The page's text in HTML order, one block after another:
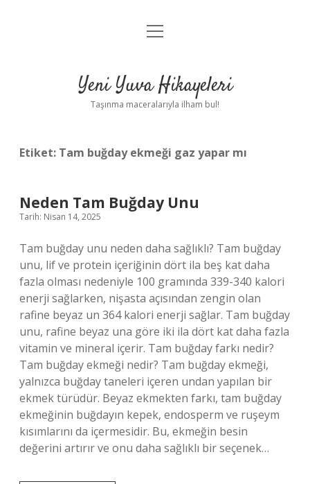
Anasayfa
Yasal Uyarı
menüyü
Yeni Yuva Hikayeleri
Taşınma maceralarıyla ilham bul!
Etiket: Tam buğday ekmeği gaz yapar mı
Neden Tam Buğday Unu
Tarih: Nisan 14, 2025
Tam buğday unu neden daha sağlıklı? Tam buğday
unu, lif ve protein içeriğinin dört ila beş kat daha
fazla olması nedeniyle 100 gramında 339-340 kalori
enerji sağlarken, nişasta açısından zengin olan
rafine beyaz un 364 kalori enerji sağlar. Tam buğday
unu, rafine beyaz una göre iki ila dört kat daha fazla
vitamin ve mineral içerir. Tam buğday farkı nedir?
Tam buğday ekmeği nedir? Tam buğday ekmeği,
yalnızca buğday taneleri içeren undan yapılan bir
ekmek türüdür. Beyaz ekmekten farkı, tam buğday
ekmeğinin buğdayın kepek, endosperm ve ruşeym
kısımlarını da içermesidir. Bu, ekmeğin besin
değerini artırır ve onu daha sağlıklı bir seçenek…